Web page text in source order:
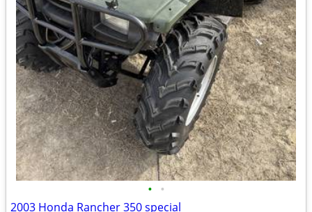
• •
2003 Honda Rancher 350 special